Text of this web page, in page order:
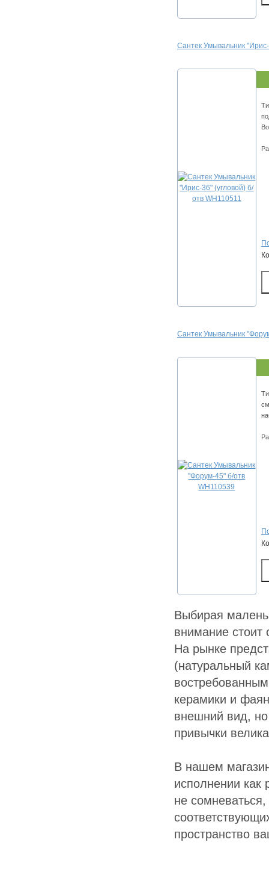
Сантек Умывальник
Сантек Умывальник
Выбирая
внимание стоит
На рынке
(натуральный
керамики и
внешний вид, но
привычки
В нашем
исполнении как
не
пространство